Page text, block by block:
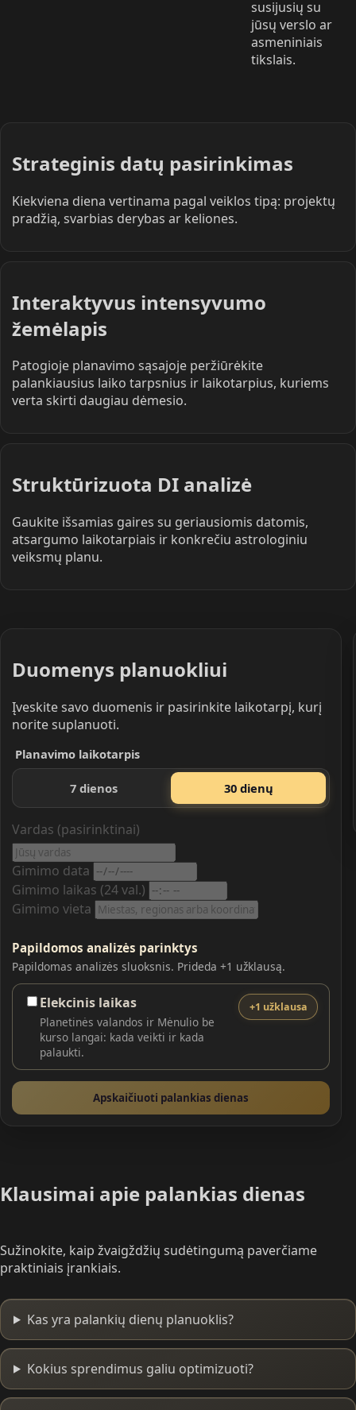
susijusių su
jūsų verslo ar
asmeniniais
tikslais.
Strateginis datų pasirinkimas
Kiekviena diena vertinama pagal veiklos tipą: projektų
pradžią, svarbias derybas ar keliones.
Interaktyvus intensyvumo
žemėlapis
Patogioje planavimo sąsajoje peržiūrėkite
palankiausius laiko tarpsnius ir laikotarpius, kuriems
verta skirti daugiau dėmesio.
Struktūrizuota DI analizė
Gaukite išsamias gaires su geriausiomis datomis,
atsargumo laikotarpiais ir konkrečiu astrologiniu
veiksmų planu.
Duomenys planuokliui
Įveskite savo duomenis ir pasirinkite laikotarpį, kurį
norite suplanuoti.
Planavimo laikotarpis
7 dienos 30 dienų
Vardas (pasirinktinai)
Gimimo data
Gimimo laikas (24 val.)
Gimimo vieta
Papildomos analizės parinktys
Papildomas analizės sluoksnis. Prideda +1 užklausą.
Elekcinis laikas
Planetinės valandos ir Mėnulio be
kurso langai: kada veikti ir kada
palaukti.
+1 užklausa
Apskaičiuoti palankias dienas
Klausimai apie palankias dienas
Sužinokite, kaip žvaigždžių sudėtingumą paverčiame
praktiniais įrankiais.
Kas yra palankių dienų planuoklis?
Kokius sprendimus galiu optimizuoti?